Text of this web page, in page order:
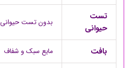
تست
حیوانی
بدون تست حیوانی
بافت مایع سبک و شفاف